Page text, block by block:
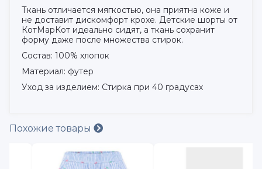
Ткань отличается мягкостью, она приятна коже и
не доставит дискомфорт крохе. Детские шорты от
КотМарКот идеально сидят, а ткань сохранит
форму даже после множества стирок.
Состав: 100% хлопок
Материал: футер
Уход за изделием: Стирка при 40 градусах
Похожие товары